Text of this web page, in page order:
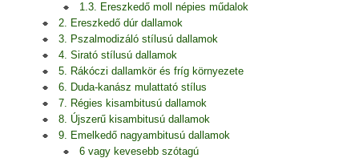
1.3. Ereszkedő moll népies műdalok
2. Ereszkedő dúr dallamok
3. Pszalmodizáló stílusú dallamok
4. Sirató stílusú dallamok
5. Rákóczi dallamkör és fríg környezete
6. Duda-kanász mulattató stílus
7. Régies kisambitusú dallamok
8. Újszerű kisambitusú dallamok
9. Emelkedő nagyambitusú dallamok
6 vagy kevesebb szótagú